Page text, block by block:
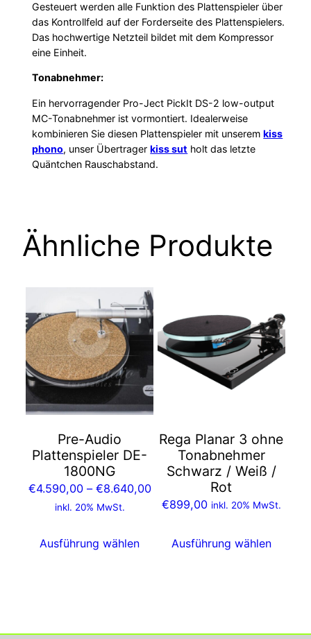
Gesteuert werden alle Funktion des Plattenspieler über
das Kontrollfeld auf der Forderseite des Plattenspielers.
Das hochwertige Netzteil bildet mit dem Kompressor
eine Einheit.
Tonabnehmer:
Ein hervorragender Pro-Ject PickIt DS-2 low-output
MC-Tonabnehmer ist vormontiert. Idealerweise
kombinieren Sie diesen Plattenspieler mit unseremkiss
phono, unser Übertragerkiss sut holt das letzte
Quäntchen Rauschabstand.
Ähnliche Produkte
Pre-Audio
Plattenspieler DE-
1800NG
€4.590,00 – €8.640,00Preisspanne:
€4.590,00
€8.640,00
inkl. 20% MwSt.
Ausführung wählen
Produkt
weist
mehrere
Varianten
auf.
Die
können
auf
Produktseite
gewählt
Rega Planar 3 ohne
Tonabnehmer
Schwarz / Weiß /
Rot
€899,00 inkl. 20% MwSt.
Ausführung wählen
Produkt
weist
mehrere
Varianten
können
der
Produktseite
gewählt